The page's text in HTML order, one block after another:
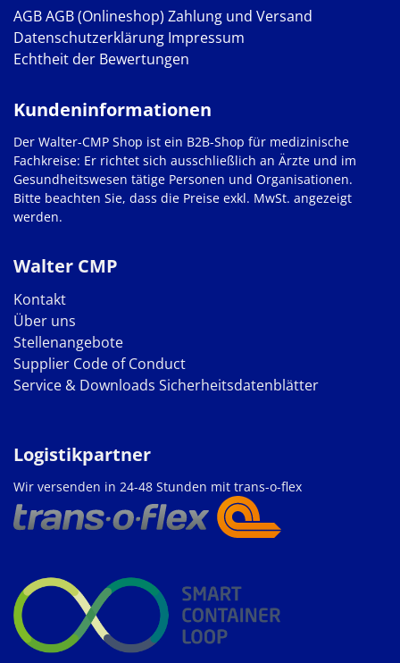
AGBAGB (Onlineshop) Zahlung und Versand
Datenschutzerklärung Impressum
Echtheit der Bewertungen
Walter CMP
Kontakt
Über uns
Stellenangebote
Supplier Code of Conduct
Service & Downloads Sicherheitsdatenblätter
Kundeninformationen
Der Walter-CMP Shop ist ein B2B-Shop für medizinische
Fachkreise: Er richtet sich ausschließlich an Ärzte und im
Gesundheitswesen tätige Personen und Organisationen.
Bitte beachten Sie, dass die Preise exkl. MwSt. angezeigt
werden.
Logistikpartner
Wir versenden in 24-48 Stunden mit trans-o-flex